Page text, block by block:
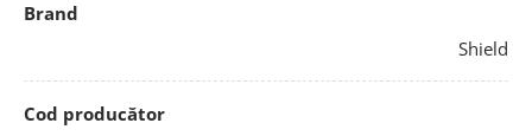
Brand
Shield
Cod producător